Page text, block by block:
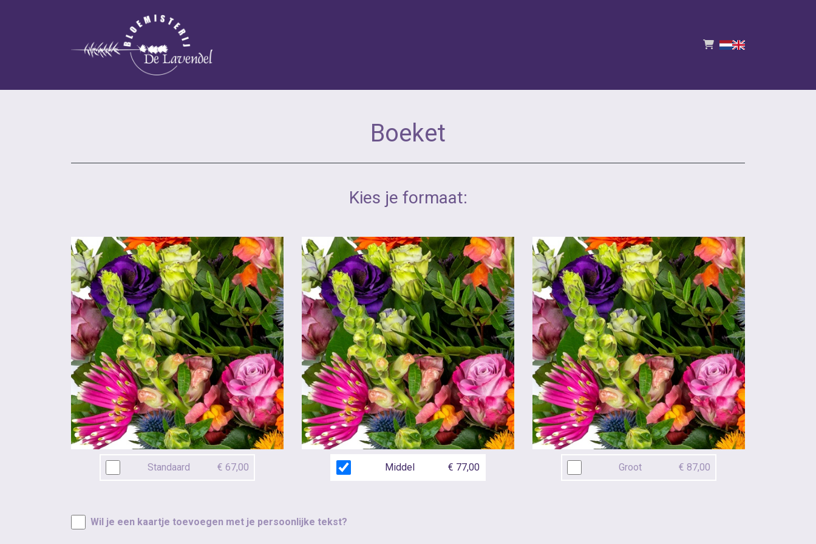
Boeket
Kies je formaat:
Standaard € 67,00 Middel € 77,00 Groot € 87,00
Wil je een kaartje toevoegen met je persoonlijke tekst?